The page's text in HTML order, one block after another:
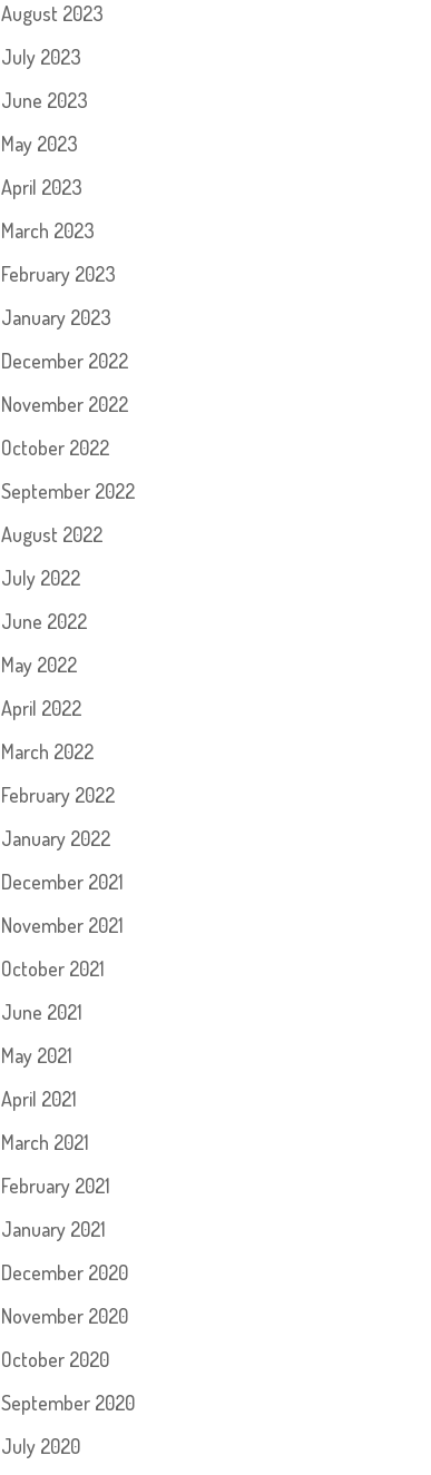
August 2023
July 2023
June 2023
May 2023
April 2023
March 2023
February 2023
January 2023
December 2022
November 2022
October 2022
September 2022
August 2022
July 2022
June 2022
May 2022
April 2022
March 2022
February 2022
January 2022
December 2021
November 2021
October 2021
June 2021
May 2021
April 2021
March 2021
February 2021
January 2021
December 2020
November 2020
October 2020
September 2020
July 2020